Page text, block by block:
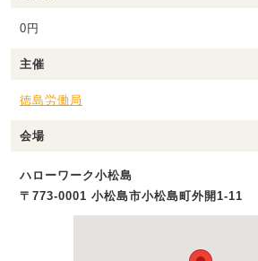
0円
主催
徳島労働局
会場
ハローワーク小松島
〒773-0001 小松島市小松島町外開1‐11